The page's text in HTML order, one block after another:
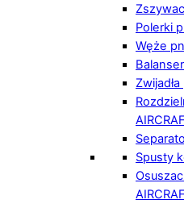
Polerki
Węże
Spusty